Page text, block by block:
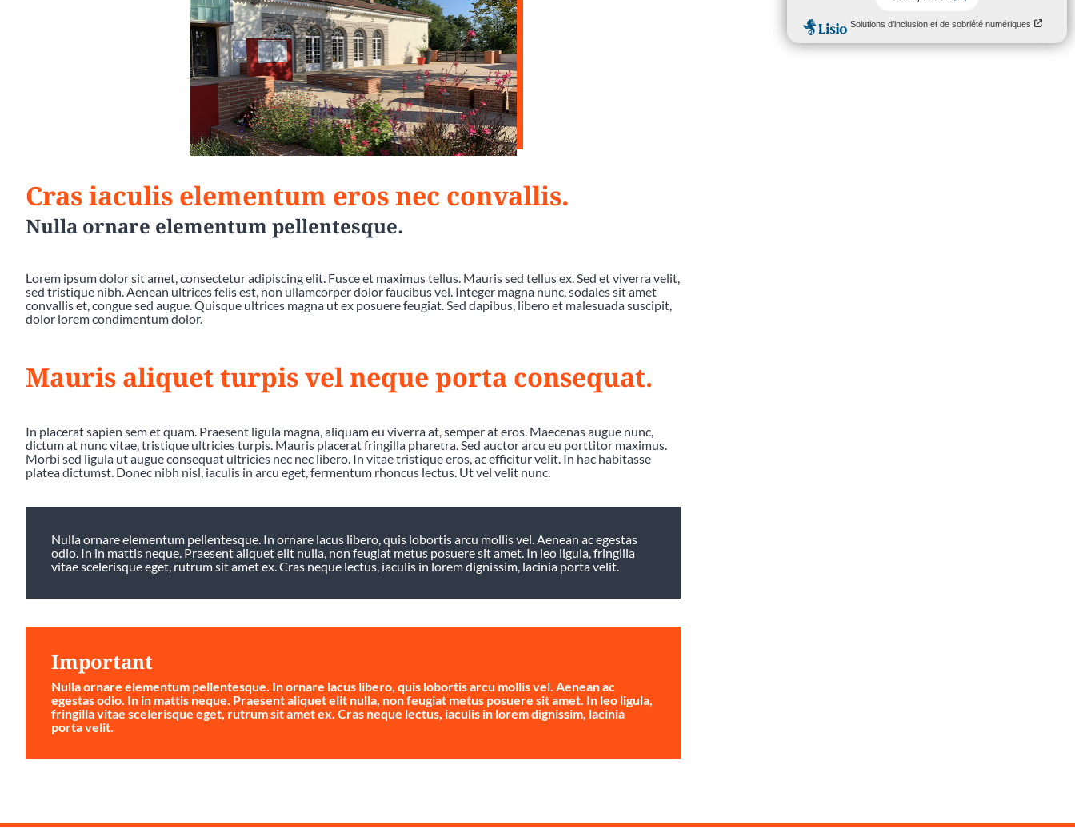
Cras iaculis elementum eros nec convallis.
Nulla ornare elementum pellentesque.
Lorem ipsum dolor sit amet, consectetur adipiscing elit. Fusce et maximus tellus. Mauris sed tellus ex. Sed et viverra velit,
sed tristique nibh. Aenean ultrices felis est, non ullamcorper dolor faucibus vel. Integer magna nunc, sodales sit amet
convallis et, congue sed augue. Quisque ultrices magna ut ex posuere feugiat. Sed dapibus, libero et malesuada suscipit,
dolor lorem condimentum dolor.
Mauris aliquet turpis vel neque porta consequat.
In placerat sapien sem et quam. Praesent ligula magna, aliquam eu viverra at, semper at eros. Maecenas augue nunc,
dictum at nunc vitae, tristique ultricies turpis. Mauris placerat fringilla pharetra. Sed auctor arcu eu porttitor maximus.
Morbi sed ligula ut augue consequat ultricies nec nec libero. In vitae tristique eros, ac efficitur velit. In hac habitasse
platea dictumst. Donec nibh nisl, iaculis in arcu eget, fermentum rhoncus lectus. Ut vel velit nunc.
Nulla ornare elementum pellentesque. In ornare lacus libero, quis lobortis arcu mollis vel. Aenean ac egestas
odio. In in mattis neque. Praesent aliquet elit nulla, non feugiat metus posuere sit amet. In leo ligula, fringilla
vitae scelerisque eget, rutrum sit amet ex. Cras neque lectus, iaculis in lorem dignissim, lacinia porta velit.
Important
Nulla ornare elementum pellentesque. In ornare lacus libero, quis lobortis arcu mollis vel. Aenean ac
egestas odio. In in mattis neque. Praesent aliquet elit nulla, non feugiat metus posuere sit amet. In leo ligula,
fringilla vitae scelerisque eget, rutrum sit amet ex. Cras neque lectus, iaculis in lorem dignissim, lacinia
porta velit.